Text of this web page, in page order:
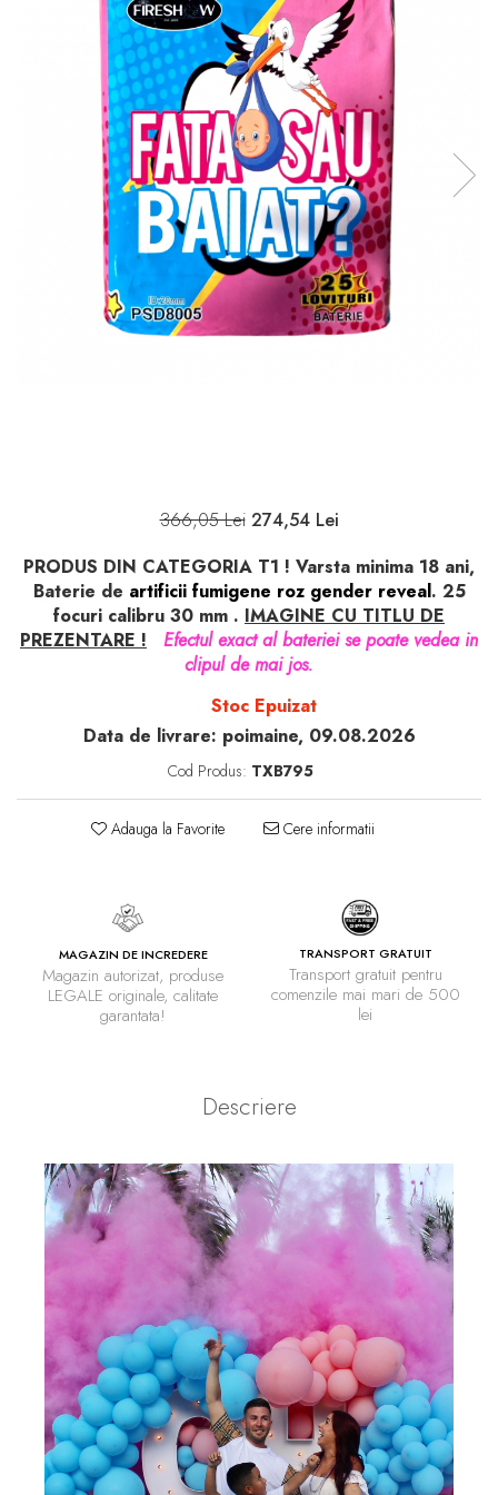
366,05 Lei 274,54 Lei
PRODUS DIN CATEGORIA T1 ! Varsta minima 18 ani,
Baterie de artificii fumigene roz gender reveal. 25
focuri calibru 30 mm . IMAGINE CU TITLU DE
PREZENTARE !
Efectul exact al bateriei se poate vedea in
clipul de mai jos.
Stoc Epuizat
Data de livrare: poimaine, 09.08.2026
Cod Produs: TXB795
Adauga la Favorite Cere informatii
MAGAZIN DE INCREDERE
Magazin autorizat, produse
LEGALE originale, calitate
garantata!
TRANSPORT GRATUIT
Transport gratuit pentru
comenzile mai mari de 500
lei
Descriere